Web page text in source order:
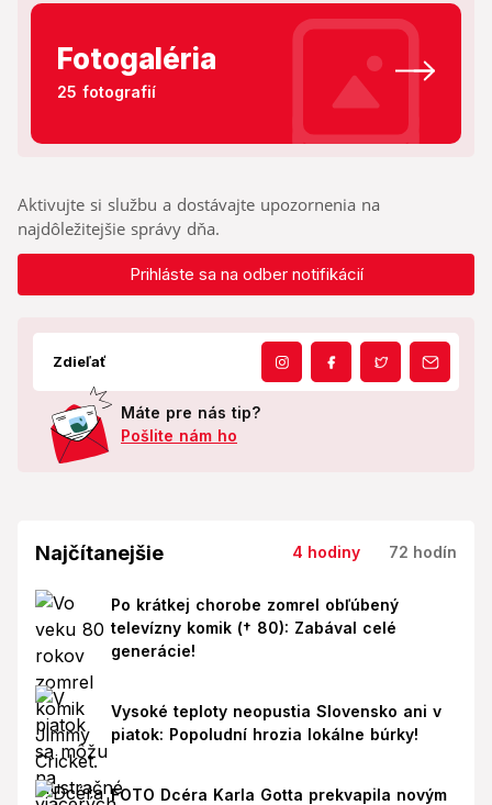
Fotogaléria
25 fotografií
Aktivujte si službu a dostávajte upozornenia na
najdôležitejšie správy dňa.
Prihláste sa na odber notifikácií
Zdieľať
Máte pre nás tip?
Pošlite nám ho
Najčítanejšie 4 hodiny 72 hodín
Po krátkej chorobe zomrel obľúbený
televízny komik († 80): Zabával celé
generácie!
Vysoké teploty neopustia Slovensko ani v
piatok: Popoludní hrozia lokálne búrky!
FOTO Dcéra Karla Gotta prekvapila novým